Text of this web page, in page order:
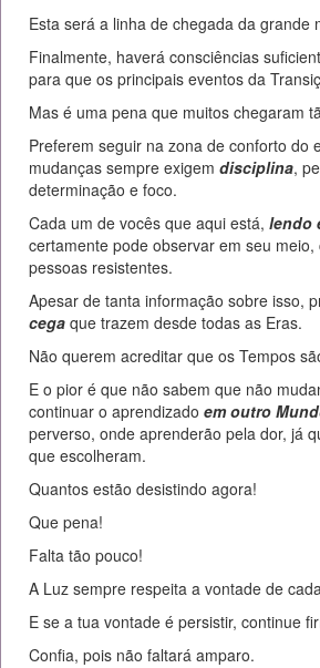
Esta será a linha de chegada da grande
Finalmente, haverá consciências
para que os principais eventos da
Mas é uma pena que muitos chegaram
Preferem seguir na zona de conforto do
mudanças sempre exigem disciplina,
determinação e foco.
Cada um de vocês que aqui está, lendo
certamente pode observar em seu
pessoas resistentes.
Apesar de tanta informação sobre isso,
cega que trazem desde todas as Eras.
Não querem acreditar que os Tempos
E o pior é que não sabem que não
continuar o aprendizado em outro
perverso, onde aprenderão pela dor, já
que escolheram.
Quantos estão desistindo agora!
Que pena!
Falta tão pouco!
A Luz sempre respeita a vontade de
E se a tua vontade é persistir, continue
Confia, pois não faltará amparo.